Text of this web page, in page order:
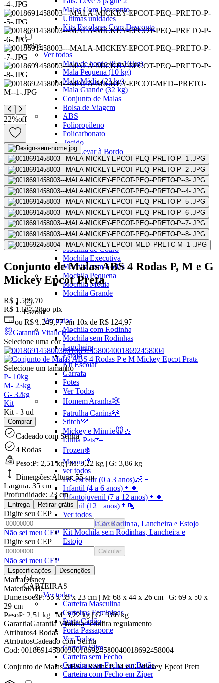
Malas Com Desconto
Últimas unidades
Kits Escolares Com Desconto
malas
Ver todos
Mala de bordo (8 a 10 kg)
Mala Pequena (10 kg)
Mala Média (23 kg)
Mala Grande (32 kg)
Conjunto de Malas
Bolsa de Viagem
ABS
Polipropileno
Policarbonato
Tecido
Para Levar à Bordo
Para Despachar
Mochilas
Ver todos
Mochilas Masculinas
Mochilas Femininas
Mochilas Escolares
Mochilas Juvenis
Ver Todos
Mochila para Notebook
Mochila de Couro
Mochila Executiva
Mochila com Rodas
Mochila Pequena
Mochila Média
Mochila Grande
Escolar
Ver todos
Mochila com Rodinha
Mochila sem Rodinhas
Lancheira
Estojo
Kit Escolar
Garrafa
Potes
Ver Todos
Homem Aranha🕸️
Patrulha Canina🐶
Stitch💜
Mickey e Minnie🐭🎀
Linha Pets🐾
Frozen❄️
Moana🌴
ver todos
Pré-escolar (0 a 3 anos)👶🏽
Infantil (4 a 6 anos)👦🏽
Infantojuvenil (7 a 12 anos)👦🏽
Juvenil (12+ anos)👨🏽
Ver todos
Kit Mochila de Rodinha, Lancheira e Estojo
Kit Mochila sem Rodinhas, Lancheira e
Estojo
CARTEIRAS
Ver todos
Carteira Masculina
Carteiras Femininas
Porta Cartão
Porta Passaporte
Ver Todos
Carteira Slim
Carteira sem Fecho
Carteira com Fecho em Botão
Carteira com Fecho em Zíper
22%off
Conjunto de Malas ABS 4 Rodas P, M e G
Mickey Epcot Preta
R$ 1.599,70
R$ 1.187,28no pix
ou R$ 1.249,77 em 10x de R$ 124,97
Garantia Vitalícia *
Selecione uma cor
Selecione um tamanho
P- 10kg
M- 23kg
G- 32kg
Kit
Kit - 3 ud
Comprar
Cadeado com Senha
4 Rodas
Peso:P: 2,51 kg | M: 3,22 kg | G: 3,86 kg
Dimensões:Altura: 55 cm
Largura: 35 cm
Profundidade: 23 cm
Entrega Retirar grátis
Digite seu CEP
Calcular
Não sei meu CEP
Digite seu CEP
Calcular
Não sei meu CEP
Especificações Descrições
MarcaDisney
MaterialABS
DimensõesP: 55 x 35 x 23 cm | M: 68 x 44 x 26 cm | G: 69 x 50 x
29 cm
PesoP: 2,51 kg | M: 3,22 kg | G: 3,86 kg
GarantiaGarantia Vitalícia *confira regulamento
Atributos4 Rodas
AtributosCadeado com Senha
Cod: 001869145800300186924580040018692458004
Conjunto de Malas ABS 4 Rodas P, M e G Mickey Epcot Preta